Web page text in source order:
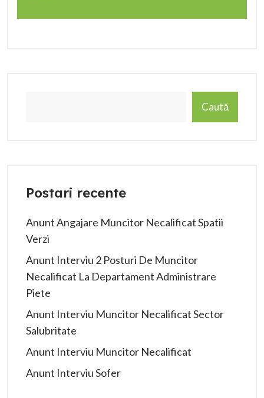
Caută
Postari recente
Anunt Angajare Muncitor Necalificat Spatii
Verzi
Anunt Interviu 2 Posturi De Muncitor
Necalificat La Departament Administrare
Piete
Anunt Interviu Muncitor Necalificat Sector
Salubritate
Anunt Interviu Muncitor Necalificat
Anunt Interviu Sofer